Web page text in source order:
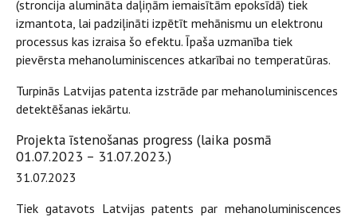
(stroncija alumināta daļiņām iemaisītām epoksīdā) tiek
izmantota, lai padziļināti izpētīt mehānismu un elektronu
processus kas izraisa šo efektu. Īpaša uzmanība tiek
pievērsta mehanoluminiscences atkarībai no temperatūras.
Turpinās Latvijas patenta izstrāde par mehanoluminiscences
detektēšanas iekārtu.
Projekta īstenošanas progress (laika posmā
01.07.2023 – 31.07.2023.)
31.07.2023
Tiek gatavots Latvijas patents par mehanoluminiscences